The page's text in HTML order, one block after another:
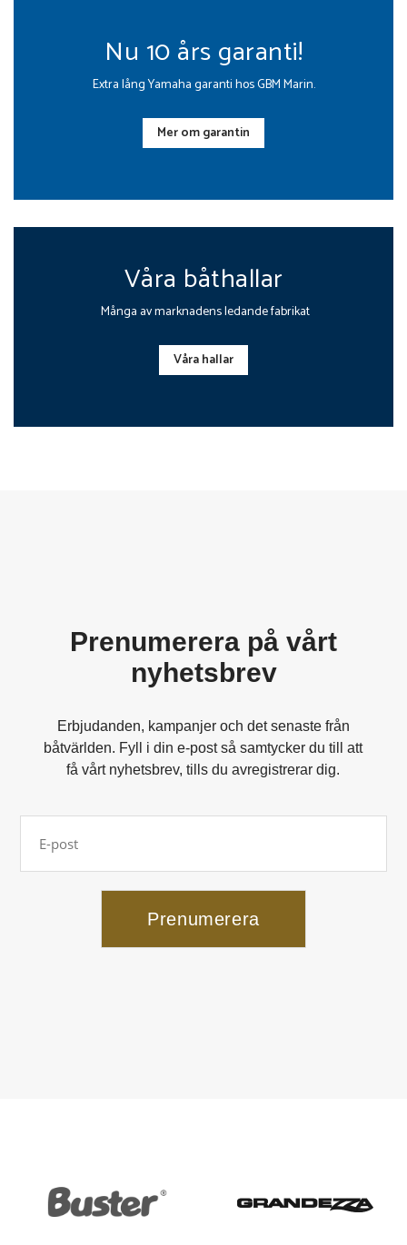
Nu 10 års garanti!
Extra lång Yamaha garanti hos GBM Marin.
Mer om garantin
Våra båthallar
Många av marknadens ledande fabrikat
Våra hallar
Prenumerera på vårt
nyhetsbrev
Erbjudanden, kampanjer och det senaste från
båtvärlden. Fyll i din e-post så samtycker du till att
få vårt nyhetsbrev, tills du avregistrerar dig.